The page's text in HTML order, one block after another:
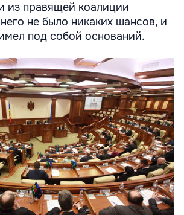
из правящей коалиции
не было никаких шансов, и
под собой оснований.